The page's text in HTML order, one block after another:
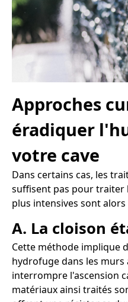
Approches
éradiquer
votre cave
Dans certains cas, les
suffisent pas pour traiter
plus intensives sont
A. La cloison
Cette méthode implique
hydrofuge dans les murs
interrompre l'ascension
matériaux ainsi traités